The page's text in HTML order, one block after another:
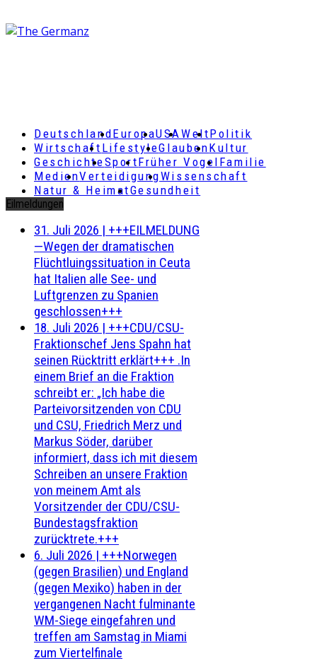
DeutschlandEuropaUSAWeltPolitik
Wirtschaft LifestyleGlaubenKultur
GeschichteSportFrüher Vogel Familie
MedienVerteidigungWissenschaft
Natur & HeimatGesundheit
Eilmeldungen
31. Juli 2026 | +++EILMELDUNG
—Wegen der dramatischen
Flüchtluingssituation in Ceuta
hat Italien alle See- und
Luftgrenzen zu Spanien
geschlossen+++
18. Juli 2026 | +++CDU/CSU-
Fraktionschef Jens Spahn hat
seinen Rücktritt erklärt+++ .In
einem Brief an die Fraktion
schreibt er: „Ich habe die
Parteivorsitzenden von CDU
und CSU, Friedrich Merz und
Markus Söder, darüber
informiert, dass ich mit diesem
Schreiben an unsere Fraktion
von meinem Amt als
Vorsitzender der CDU/CSU-
Bundestagsfraktion
zurücktrete.+++
6. Juli 2026 | +++Norwegen
(gegen Brasilien) und England
(gegen Mexiko) haben in der
vergangenen Nacht fulminante
WM-Siege eingefahren und
treffen am Samstag in Miami
zum Viertelfinale